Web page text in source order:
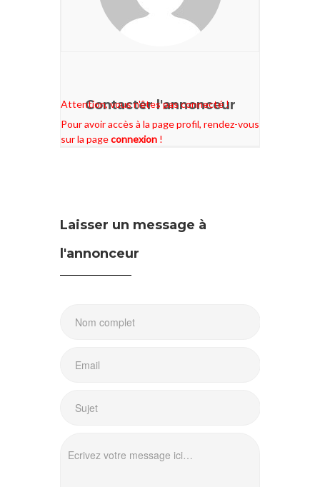
Contacter l'annonceur
Attention, vous n'êtes pas connecté !
Pour avoir accès à la page profil, rendez-vous
sur la pageconnexion !
Laisser un message à
l'annonceur